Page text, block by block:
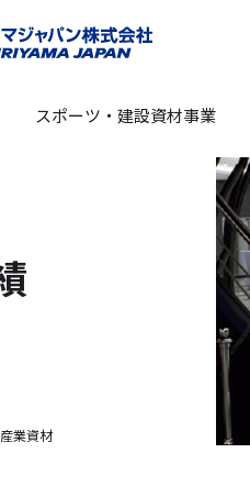
スポーツ・建設資材事業
産業資材